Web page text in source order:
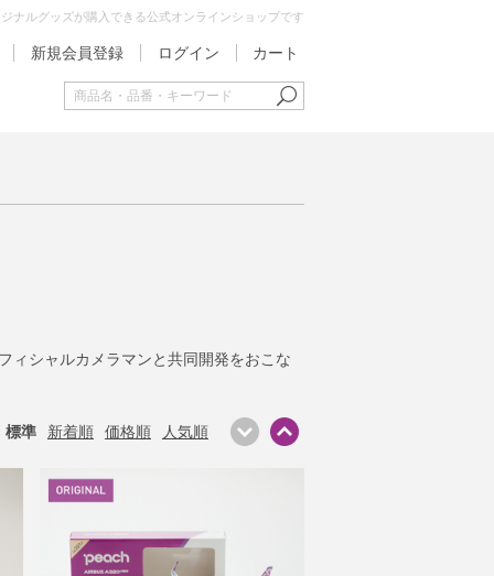
ナルグッズが購入できる公式オンラインショップです
新規会員登録 ログイン カート
ィシャルカメラマンと共同開発をおこな
標準 新着順 価格順 人気順